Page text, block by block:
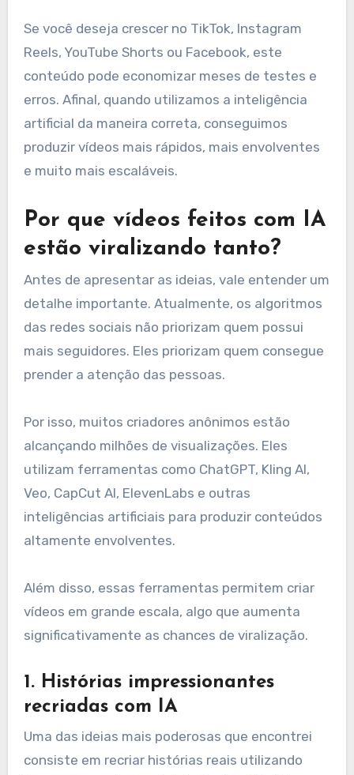
Se você deseja crescer no TikTok, Instagram
Reels, YouTube Shorts ou Facebook, este
conteúdo pode economizar meses de testes e
erros. Afinal, quando utilizamos a inteligência
artificial da maneira correta, conseguimos
produzir vídeos mais rápidos, mais envolventes
e muito mais escaláveis.
Por que vídeos feitos com IA
estão viralizando tanto?
Antes de apresentar as ideias, vale entender um
detalhe importante. Atualmente, os algoritmos
das redes sociais não priorizam quem possui
mais seguidores. Eles priorizam quem consegue
prender a atenção das pessoas.
Por isso, muitos criadores anônimos estão
alcançando milhões de visualizações. Eles
utilizam ferramentas como ChatGPT, Kling AI,
Veo, CapCut AI, ElevenLabs e outras
inteligências artificiais para produzir conteúdos
altamente envolventes.
Além disso, essas ferramentas permitem criar
vídeos em grande escala, algo que aumenta
significativamente as chances de viralização.
1. Histórias impressionantes
recriadas com IA
Uma das ideias mais poderosas que encontrei
consiste em recriar histórias reais utilizando